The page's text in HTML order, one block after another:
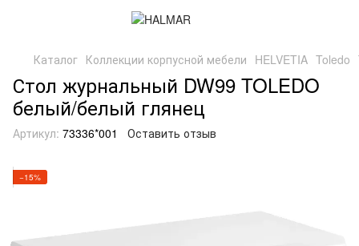
Каталог Коллекции корпусной мебели HELVETIA Toledo
Стол журнальный DW99 TOLEDO
белый/белый глянец
Артикул: 73336*001 Оставить отзыв
−15%